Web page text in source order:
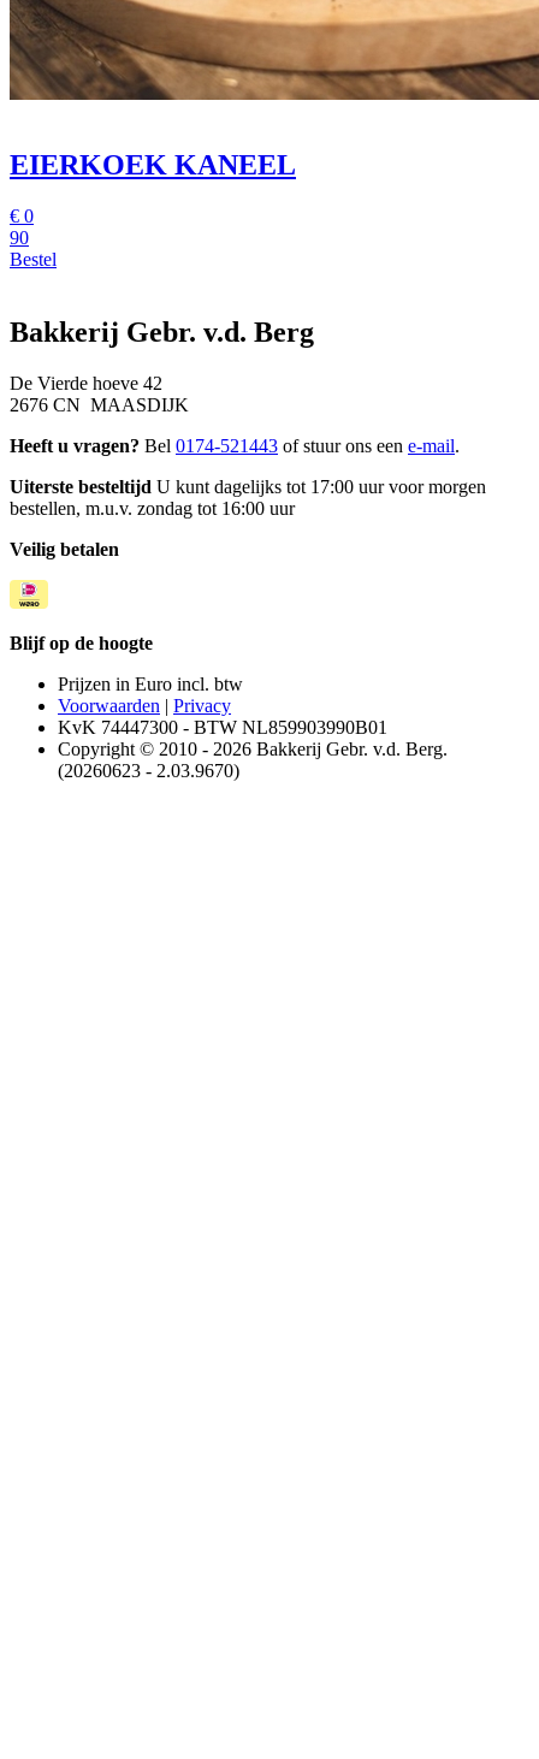
EIERKOEK KANEEL
€ 0
90
Bestel
Bakkerij Gebr. v.d. Berg
De Vierde hoeve 42
2676 CN MAASDIJK
Heeft u vragen? Bel 0174-521443 of stuur ons een e-mail.
Uiterste besteltijd U kunt dagelijks tot 17:00 uur voor morgen
bestellen, m.u.v. zondag tot 16:00 uur
Veilig betalen
Blijf op de hoogte
Prijzen in Euro incl. btw
Voorwaarden | Privacy
KvK 74447300 - BTW NL859903990B01
Copyright © 2010 - 2026 Bakkerij Gebr. v.d. Berg.
(20260623 - 2.03.9670)